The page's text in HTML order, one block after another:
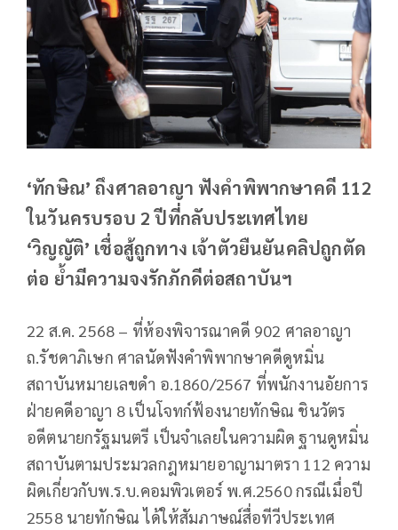
‘ทักษิณ’ ถึงศาลอาญา ฟังคำพิพากษาคดี 112
ในวันครบรอบ 2 ปีที่กลับประเทศไทย
‘วิญญัติ’ เชื่อสู้ถูกทาง เจ้าตัวยืนยันคลิปถูกตัด
ต่อ ย้ำมีความจงรักภักดีต่อสถาบันฯ
22 ส.ค. 2568 – ที่ห้องพิจารณาคดี 902 ศาลอาญา
ถ.รัชดาภิเษก ศาลนัดฟังคำพิพากษาคดีดูหมิ่น
สถาบันหมายเลขดำ อ.1860/2567 ที่พนักงานอัยการ
ฝ่ายคดีอาญา 8 เป็นโจทก์ฟ้องนายทักษิณ ชินวัตร
อดีตนายกรัฐมนตรี เป็นจำเลยในความผิด ฐานดูหมิ่น
สถาบันตามประมวลกฎหมายอาญามาตรา 112 ความ
ผิดเกี่ยวกับพ.ร.บ.คอมพิวเตอร์ พ.ศ.2560 กรณีเมื่อปี
2558 นายทักษิณ ได้ให้สัมภาษณ์สื่อทีวีประเทศ